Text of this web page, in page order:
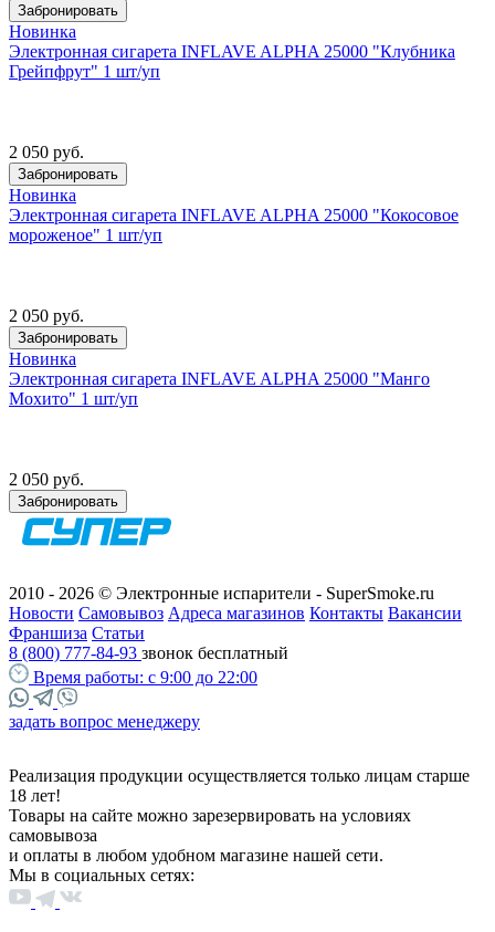
Забронировать
Новинка
Электронная сигарета INFLAVE ALPHA 25000 "Клубника
Грейпфрут" 1 шт/уп
2 050 руб.
Забронировать
Новинка
Электронная сигарета INFLAVE ALPHA 25000 "Кокосовое
мороженое" 1 шт/уп
2 050 руб.
Забронировать
Новинка
Электронная сигарета INFLAVE ALPHA 25000 "Манго
Мохито" 1 шт/уп
2 050 руб.
Забронировать
2010 - 2026 © Электронные испарители - SuperSmoke.ru
Новости Самовывоз Адреса магазинов Контакты Вакансии
Франшиза Статьи
8 (800) 777-84-93 звонок бесплатный
Время работы: с 9:00 до 22:00
задать вопрос менеджеру
Реализация продукции осуществляется только лицам старше
18 лет!
Товары на сайте можно зарезервировать на условиях
самовывоза
и оплаты в любом удобном магазине нашей сети.
Мы в социальных сетях: